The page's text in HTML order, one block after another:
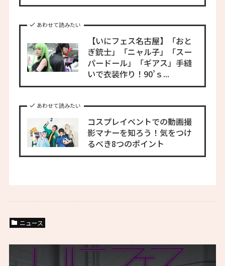
あわせて読みたい
【いにフェス名古屋】「おと
ぎ銃士」「ニャル子」「スー
パードール」「ギアス」手縫
いで衣装作り！90’ｓ...
あわせて読みたい
コスプレイベントでの動画撮
影マナーを知ろう！気をつけ
るべき8つのポイント
ニュース